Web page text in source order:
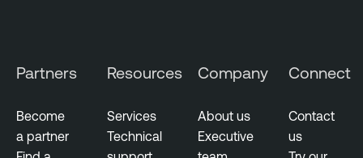
Partners
Become
a partner
Resources
Services
Technical
Company
About us
Executive
Connect
Contact
us